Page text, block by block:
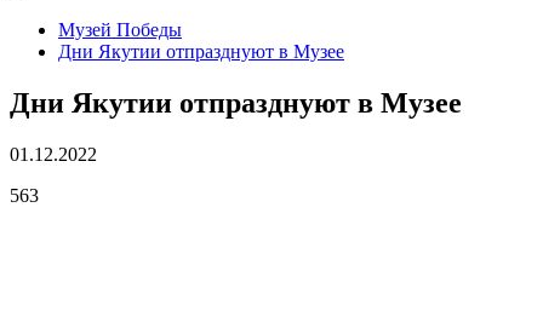
Музей Победы
Дни Якутии отпразднуют в Музее
Дни Якутии отпразднуют в Музее
01.12.2022
563